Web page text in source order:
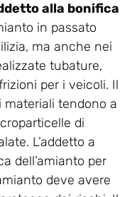
alla bonifica
in passato
ma anche nei
tubature,
per i veicoli. Il
tendono a
di
L’addetto a
dell’amianto per
deve avere